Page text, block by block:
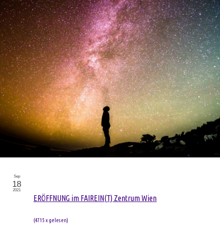
ERÖFFNUNG im FAIREIN(T) Zentrum Wien
(4715 x gelesen)
Sep
18
2021